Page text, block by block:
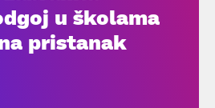
u školama
pristanak